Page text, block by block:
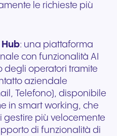
le richieste più
Hub: una piattaforma
con funzionalità AI
degli operatori tramite
aziendale
Telefono), disponibile
in smart working, che
più velocemente
di funzionalità di